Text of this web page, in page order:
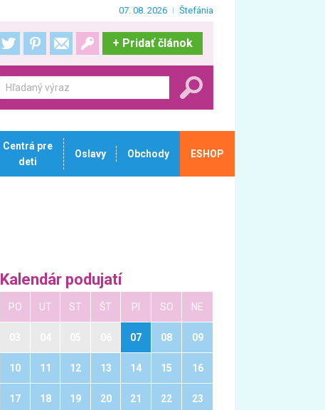
07. 08. 2026 Štefánia
+ Pridať článok
Centrá pre
deti
Oslavy Obchody ESHOP
Kalendár podujatí
PO UT ST ŠT PI SO NE
07 08 09
10 11 12 13 14 15 16
17 18 19 20 21 22 23